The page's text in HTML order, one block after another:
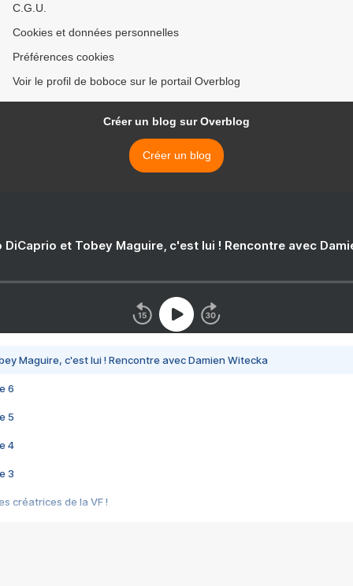
C.G.U.
Cookies et données personnelles
Préférences cookies
Voir le profil de boboce sur le portail Overblog
Créer un blog sur Overblog
Créer un blog
DiCaprio et Tobey Maguire, c'est lui ! Rencontre avec
Maguire, c'est lui ! Rencontre avec Damien Witecka
6
5
4
3
créatrices de la VF !